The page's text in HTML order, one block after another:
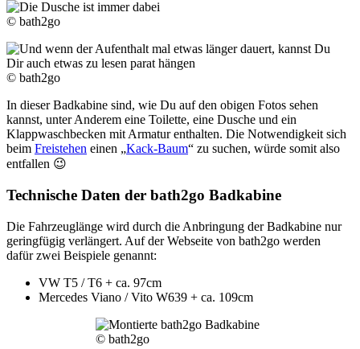
© bath2go
© bath2go
In dieser Badkabine sind, wie Du auf den obigen Fotos sehen
kannst, unter Anderem eine Toilette, eine Dusche und ein
Klappwaschbecken mit Armatur enthalten. Die Notwendigkeit sich
beim Freistehen einen „Kack-Baum“ zu suchen, würde somit also
entfallen 😉
Technische Daten der bath2go Badkabine
Die Fahrzeuglänge wird durch die Anbringung der Badkabine nur
geringfügig verlängert. Auf der Webseite von bath2go werden
dafür zwei Beispiele genannt:
VW T5 / T6 + ca. 97cm
Mercedes Viano / Vito W639 + ca. 109cm
© bath2go